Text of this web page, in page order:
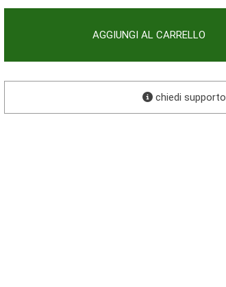
AGGIUNGI AL CARRELLO
chiedi supporto